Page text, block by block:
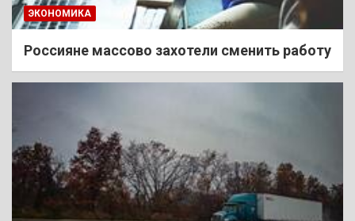
ЭКОНОМИКА
Россияне массово захотели сменить работу